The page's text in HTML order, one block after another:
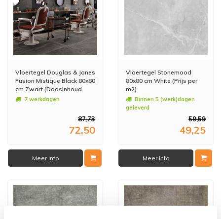
Vloertegel Douglas & Jones
Fusion Mistique Black 80x80
cm Zwart (Doosinhoud
1.28m2) (prijs per m2)
7 werkdagen
87,73
72,50
Meer info
Vloertegel Stonemood
80x80 cm White (Prijs per
m2)
Binnen 5 (werk)dagen
geleverd
59,59
49,25
Meer info